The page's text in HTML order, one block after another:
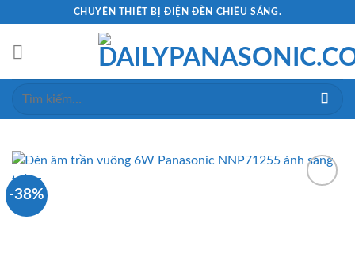
content
CHUYÊN THIẾT BỊ ĐIỆN ĐÈN CHIẾU SÁNG.
Tìm
-38%